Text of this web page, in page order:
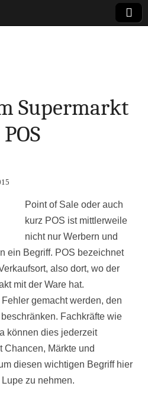
, Vertrieb-
Tipps
Supermarkt
Point of Sale oder auch
kurz POS ist mittlerweile
nicht nur Werbern und
ein Begriff. POS bezeichnet
also dort, wo der
mit der Ware hat.
gemacht werden, den
Fachkräfte wie
können dies jederzeit
Chancen, Märkte und
diesen wichtigen Begriff hier
zu nehmen.